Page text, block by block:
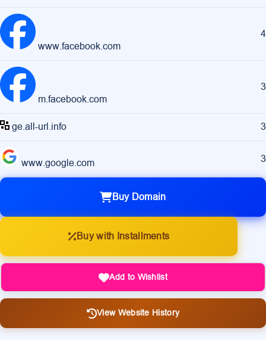
www.facebook.com
4
m.facebook.com
3
ge.all-url.info 3
www.google.com 3
Buy Domain
Buy with Installments
Add to Wishlist
View Website History